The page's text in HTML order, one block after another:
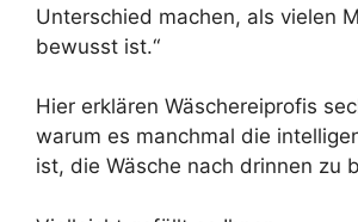
Unterschied machen, als vielen
bewusst ist.“
Hier erklären Wäschereiprofis
warum es manchmal die
ist, die Wäsche nach drinnen zu